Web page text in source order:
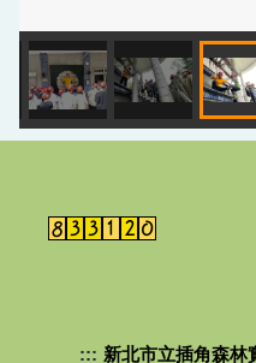
::: 新北市立插角森